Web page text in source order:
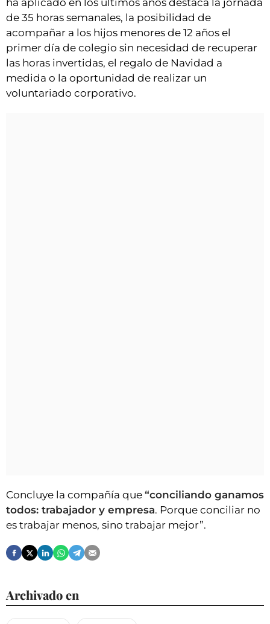
ha aplicado en los últimos años destaca la jornada
de 35 horas semanales, la posibilidad de
acompañar a los hijos menores de 12 años el
primer día de colegio sin necesidad de recuperar
las horas invertidas, el regalo de Navidad a
medida o la oportunidad de realizar un
voluntariado corporativo.
Concluye la compañía que “conciliando ganamos
todos: trabajador y empresa. Porque conciliar no
es trabajar menos, sino trabajar mejor”.
Archivado en